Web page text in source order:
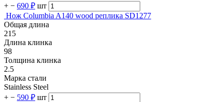
+ − 690 ₽ шт
Нож Columbia A140 wood реплика SD1277
Общая длина
215
Длина клинка
98
Толщина клинка
2.5
Марка стали
Stainless Steel
+ − 590 ₽ шт